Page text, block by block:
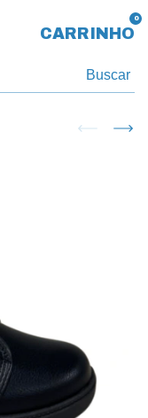
CARRINHO
0
Buscar